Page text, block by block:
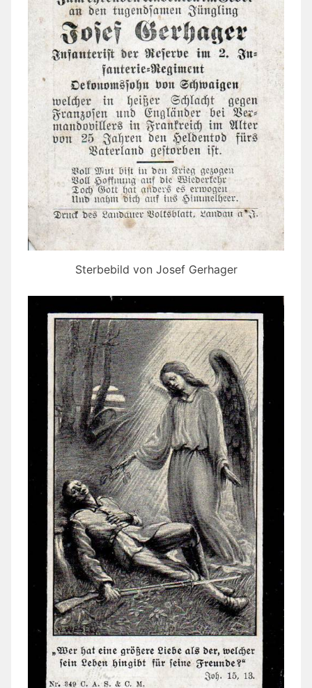
Sterbebild von Josef Gerhager